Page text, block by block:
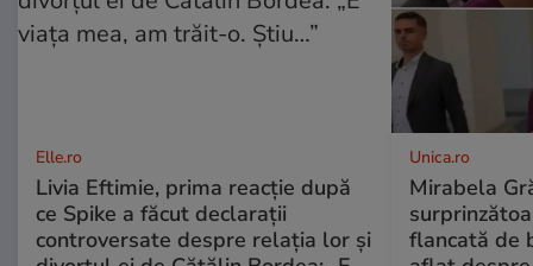
Elle.ro
Livia Eftimie, prima reacție după
ce Spike a făcut declarații
controversate despre relația lor și
Unica.ro
Mirabela
flancată de